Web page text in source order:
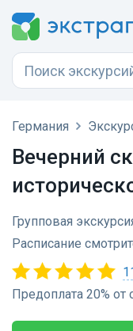
Германия
Вечерний
Групповая
Расписание
Предоплата 20% от